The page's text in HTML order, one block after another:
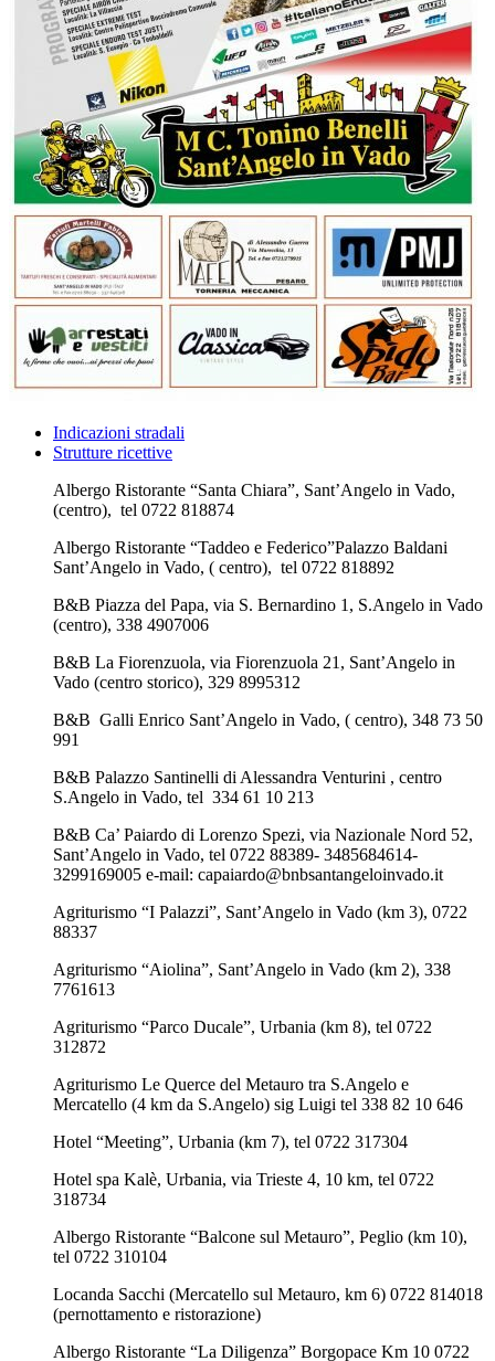
Indicazioni stradali
This page can't load Google Maps correctly.
Do you own this website?
Strutture ricettive
Albergo Ristorante “Santa Chiara”, Sant’Angelo in Vado,
(centro), tel 0722 818874
Albergo Ristorante “Taddeo e Federico”Palazzo Baldani
Sant’Angelo in Vado, ( centro), tel 0722 818892
B&B Piazza del Papa, via S. Bernardino 1, S.Angelo in Vado
(centro), 338 4907006
B&B La Fiorenzuola, via Fiorenzuola 21, Sant’Angelo in
Vado (centro storico), 329 8995312
B&B Galli Enrico Sant’Angelo in Vado, ( centro), 348 73 50
991
B&B Palazzo Santinelli di Alessandra Venturini , centro
S.Angelo in Vado, tel 334 61 10 213
B&B Ca’ Paiardo di Lorenzo Spezi, via Nazionale Nord 52,
Sant’Angelo in Vado, tel 0722 88389- 3485684614-
3299169005 e-mail: capaiardo@bnbsantangeloinvado.it
Agriturismo “I Palazzi”, Sant’Angelo in Vado (km 3), 0722
88337
Agriturismo “Aiolina”, Sant’Angelo in Vado (km 2), 338
7761613
Agriturismo “Parco Ducale”, Urbania (km 8), tel 0722
312872
Agriturismo Le Querce del Metauro tra S.Angelo e
Mercatello (4 km da S.Angelo) sig Luigi tel 338 82 10 646
Hotel “Meeting”, Urbania (km 7), tel 0722 317304
Hotel spa Kalè, Urbania, via Trieste 4, 10 km, tel 0722
318734
Albergo Ristorante “Balcone sul Metauro”, Peglio (km 10),
tel 0722 310104
Locanda Sacchi (Mercatello sul Metauro, km 6) 0722 814018
(pernottamento e ristorazione)
Albergo Ristorante “La Diligenza” Borgopace Km 10 0722